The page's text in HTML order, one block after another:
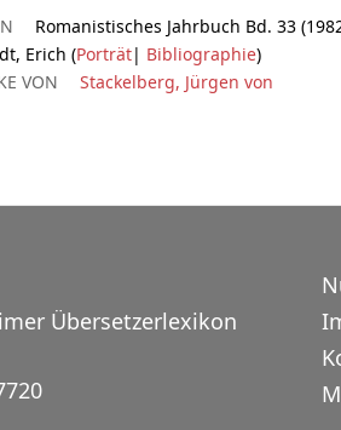
Romanistisches Jahrbuch Bd. 33
Erich (Porträt| Bibliographie)
VON
Stackelberg, Jürgen von
Übersetzerlexikon